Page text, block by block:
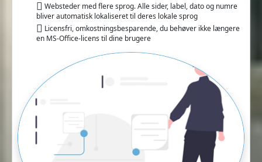
Websteder med flere sprog. Alle sider, label, dato og numre
bliver automatisk lokaliseret til deres lokale sprog
Licensfri, omkostningsbesparende, du behøver ikke længere
en MS-Office-licens til dine brugere